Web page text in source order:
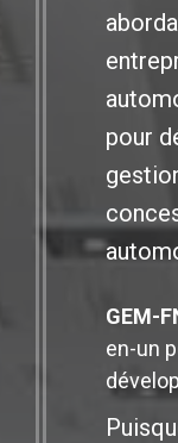
pour
GEM-
en-un